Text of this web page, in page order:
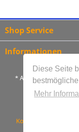
Diese Seite
Mehr
Shop Service
Informationen
* Alle Preise inkl.
** Lieferzeiten
Kontakt